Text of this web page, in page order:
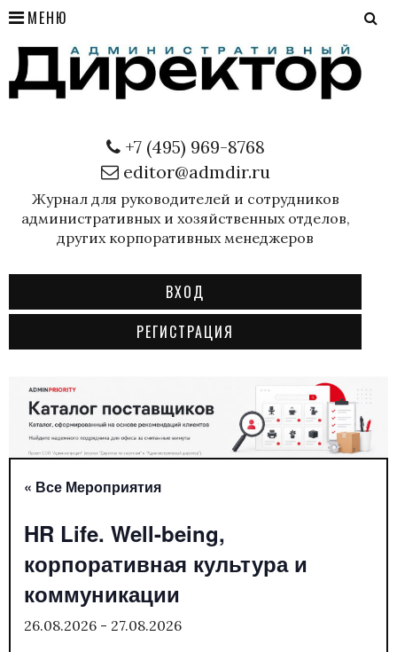
МЕНЮ
+7 (495) 969-8768
editor@admdir.ru
Журнал для руководителей и сотрудников
административных и хозяйственных отделов,
других корпоративных менеджеров
ВХОД
РЕГИСТРАЦИЯ
« Все Мероприятия
HR Life. Well-being,
корпоративная культура и
коммуникации
26.08.2026 - 27.08.2026